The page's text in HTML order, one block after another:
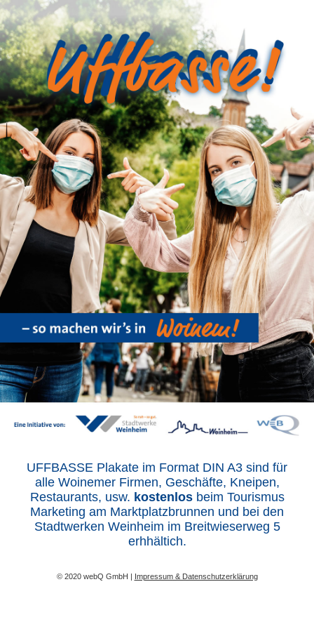
UFFBASSE Plakate im Format DIN A3 sind für
alle Woinemer Firmen, Geschäfte, Kneipen,
Restaurants, usw. kostenlosbeim Tourismus
Marketing am Marktplatzbrunnen und bei den
Stadtwerken Weinheim im Breitwieserweg 5
erhhältich.
© 2020 webQ GmbH | Impressum & Datenschutzerklärung